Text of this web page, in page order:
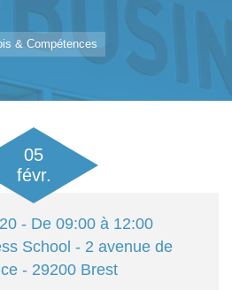
& Compétences
05
févr.
- De 09:00 à 12:00
School - 2 avenue de
- 29200 Brest